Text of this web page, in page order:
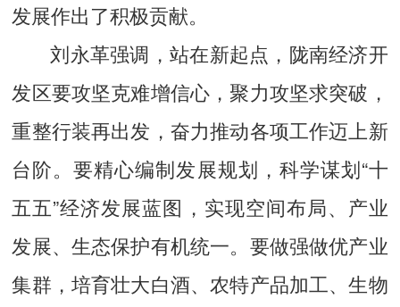
发展作出了积极贡献。
刘永革强调，站在新起点，陇南经济开
发区要攻坚克难增信心，聚力攻坚求突破，
重整行装再出发，奋力推动各项工作迈上新
台阶。要精心编制发展规划，科学谋划“十
五五”经济发展蓝图，实现空间布局、产业
发展、生态保护有机统一。要做强做优产业
集群，培育壮大白酒、农特产品加工、生物